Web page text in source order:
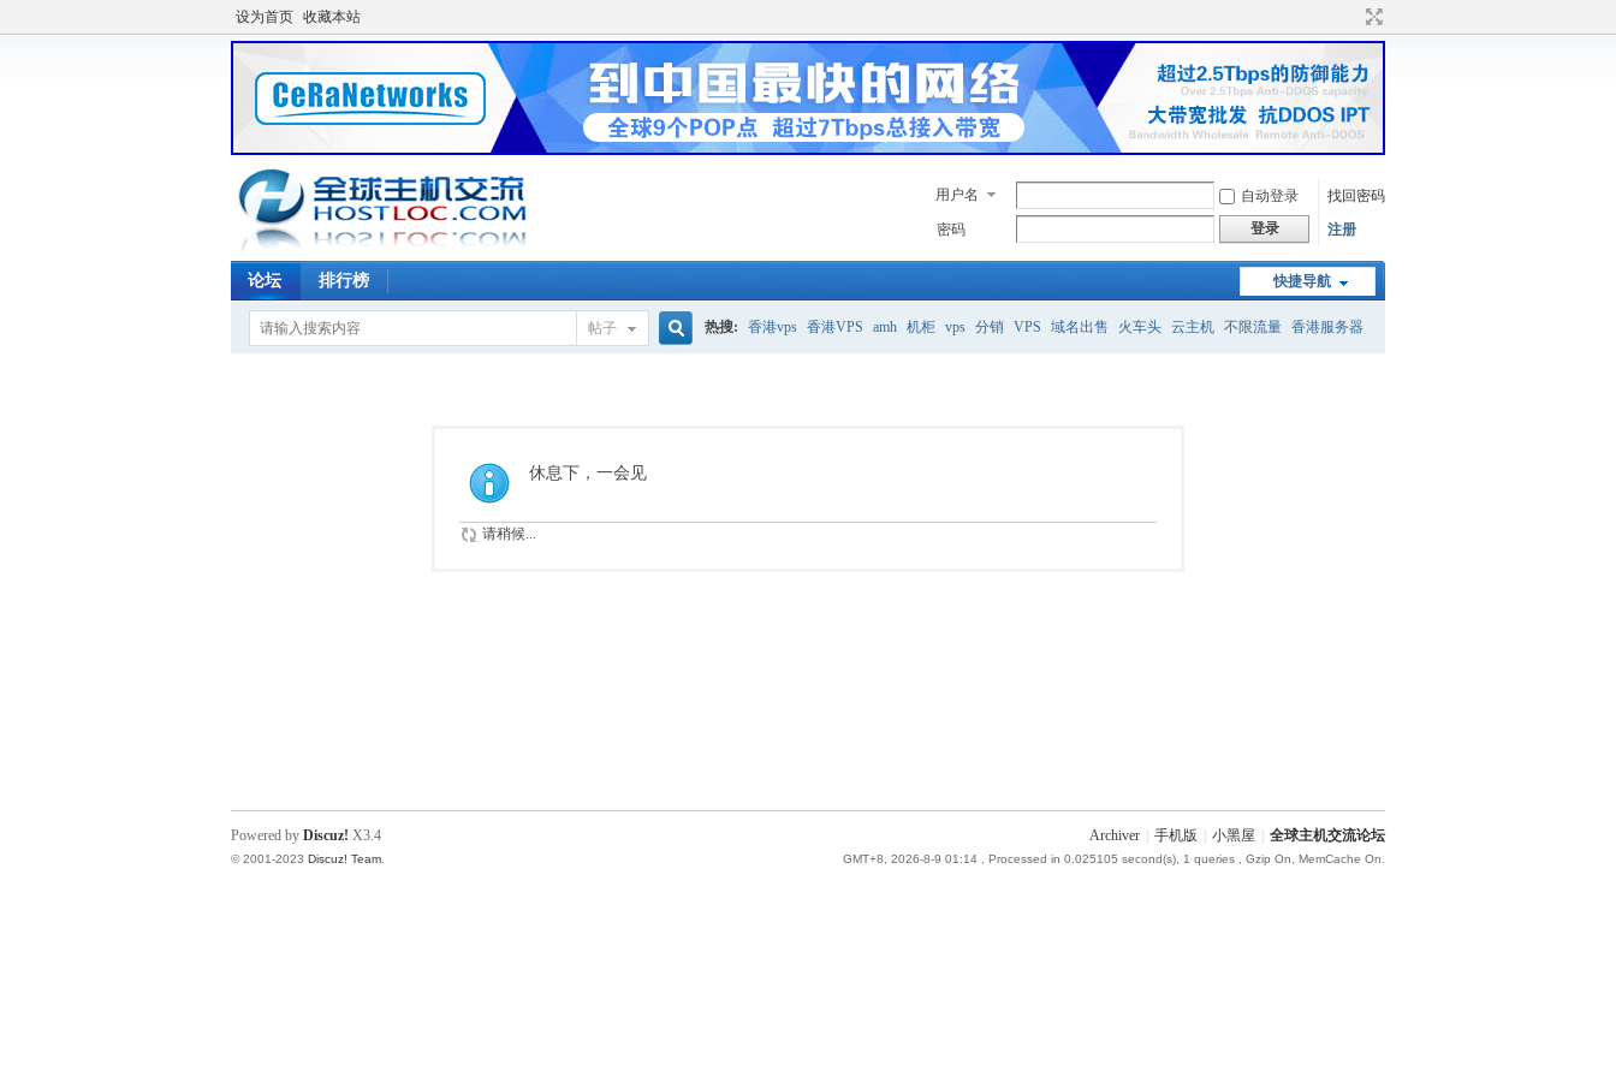
设为首页 收藏本站
用户名 自动登录
找回密码
密码
登录 注册
快捷导航
论坛 排行榜
帖子 热搜: 香港vps 香港VPS amh 机柜 vps 分销 VPS 域名出售 火车头 云主机 不限流量 香港服务器
休息下，一会见
请稍候...
Archiver 手机版 小黑屋 全球主机交流论坛
GMT+8, 2026-8-9 01:14 , Processed in 0.025105 second(s), 1 queries , Gzip On, MemCache On.
Powered by Discuz! X3.4
© 2001-2023 Discuz! Team